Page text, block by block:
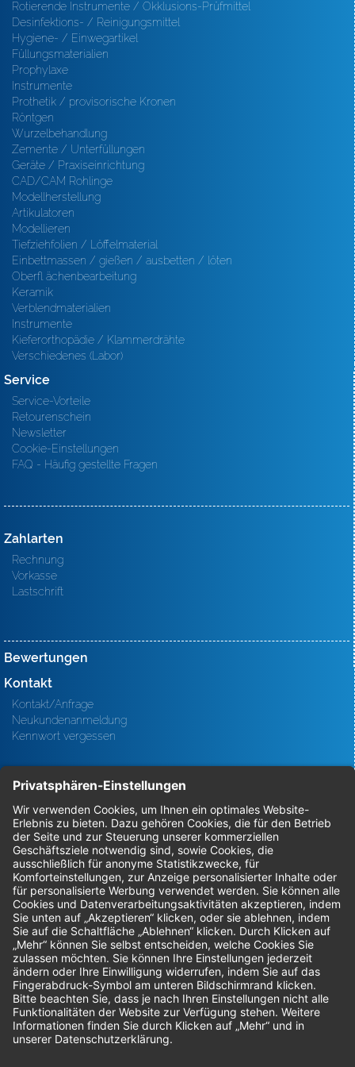
Rotierende Instrumente / Okklusions-Prüfmittel
Desinfektions- / Reinigungsmittel
Hygiene- / Einwegartikel
Füllungsmaterialien
Prophylaxe
Instrumente
Prothetik / provisorische Kronen
Röntgen
Wurzelbehandlung
Zemente / Unterfüllungen
Geräte / Praxiseinrichtung
CAD/CAM Rohlinge
Modellherstellung
Artikulatoren
Modellieren
Tiefziehfolien / Löffelmaterial
Einbettmassen / gießen / ausbetten / löten
Oberfl ächenbearbeitung
Keramik
Verblendmaterialien
Instrumente
Kieferorthopädie / Klammerdrähte
Verschiedenes (Labor)
Service
Service-Vorteile
Retourenschein
Newsletter
Cookie-Einstellungen
FAQ - Häufig gestellte Fragen
Zahlarten
Rechnung
Vorkasse
Lastschrift
Bewertungen
Kontakt
Kontakt/Anfrage
Neukundenanmeldung
Kennwort vergessen
Bestellungen
Sendung verfolgen
Geprüfter Shop